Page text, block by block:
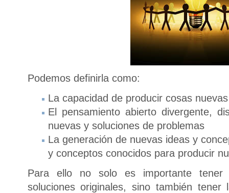
Podemos definirla como:
La capacidad de producir cosas
El pensamiento abierto divergente,
nuevas y soluciones de problemas
La generación de nuevas ideas y
y conceptos conocidos para producir
Para ello no solo es importante tener
soluciones originales, sino también